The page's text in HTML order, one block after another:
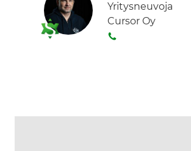
Yritysneuvoja
Cursor Oy